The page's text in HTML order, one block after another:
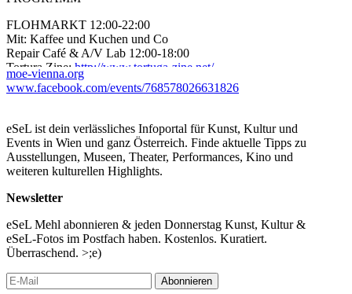
FLOHMARKT 12:00-22:00
Mit: Kaffee und Kuchen und Co
Repair Café & A/V Lab 12:00-18:00
Tortura Zine: http://www.tortuga-zine.net/
DJLine 12:00-18:00: Samt Sirene (Love is Strange) | Posmrtny
Gran B Bankrott (TRANSFORMER) | power (Love is Strange) |
Karl Knall (TRANSFORMER) | Ulrich Rois (Membrane /
Burrow)
ab 18:00: Josef Kleindienst | LESUNG
http://www.josefkleindienst.com/
ab 18:30h: Tschizgi + A/V Lab | SCREENING
ab 19:00: Ennoson, Bird People | LIVE
Ennoson
http://ennoson.klingt.org/
moe-vienna.org
www.facebook.com/events/768578026631826
eSeL ist dein verlässliches Infoportal für Kunst, Kultur und
Events in Wien und ganz Österreich. Finde aktuelle Tipps zu
Ausstellungen, Museen, Theater, Performances, Kino und
weiteren kulturellen Highlights.
Newsletter
eSeL Mehl abonnieren & jeden Donnerstag Kunst, Kultur &
eSeL-Fotos im Postfach haben. Kostenlos. Kuratiert.
Überraschend. >;e)
Abonnieren